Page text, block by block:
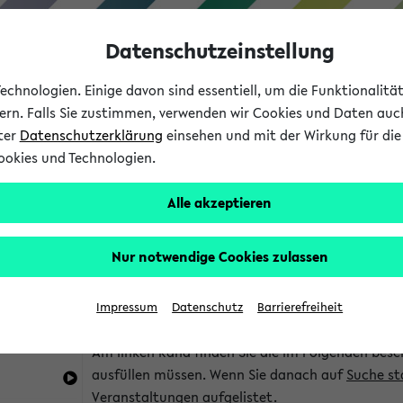
Studium
eKVV
Hinweise zur Kombisuche
Sie können das eKVV nach diversen Kriterien
die für Sie interessant sind.
Am linken Rand finden Sie die im Folgenden
ausfüllen müssen. Wenn Sie danach aufSuche
Veranstaltungen aufgelistet.
Datenschutzeinstellung
Einige davon sind essentiell, um die
Falls Sie zustimmen, verwenden wir Cookies und Daten
Datenschutzerklärung einsehen und mit der Wirkung für
und Technologien.
Alle akzeptieren
Nur notwendige Cookies zulassen
Impressum Datenschutz Barrierefreiheit